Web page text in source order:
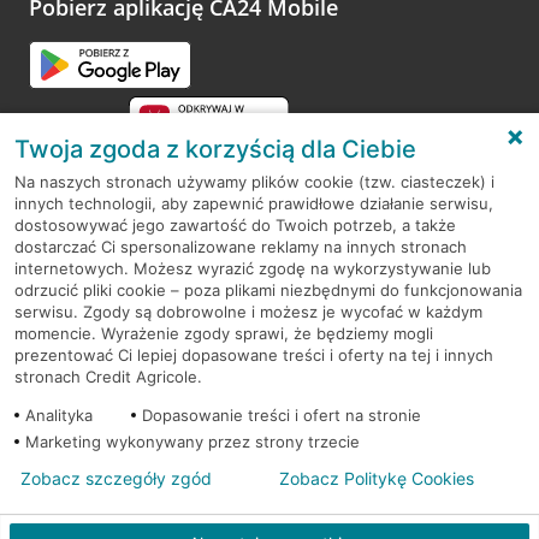
Pobierz aplikację CA24 Mobile
RODO
Regulamin serwisu
Mapa serwisu
PolitykaCookies
© 2026 Credit Agricole Bank Polska S.A. Wszelkie prawa zastrzeżone
Twoja zgoda z korzyścią dla Ciebie
Na naszych stronach używamy plików cookie (tzw. ciasteczek) i
innych technologii, aby zapewnić prawidłowe działanie serwisu,
dostosowywać jego zawartość do Twoich potrzeb, a także
dostarczać Ci spersonalizowane reklamy na innych stronach
internetowych. Możesz wyrazić zgodę na wykorzystywanie lub
odrzucić pliki cookie – poza plikami niezbędnymi do funkcjonowania
serwisu. Zgody są dobrowolne i możesz je wycofać w każdym
momencie. Wyrażenie zgody sprawi, że będziemy mogli
prezentować Ci lepiej dopasowane treści i oferty na tej i innych
stronach Credit Agricole.
Analityka
Dopasowanie treści i ofert na stronie
Marketing wykonywany przez strony trzecie
Zobacz szczegóły zgód Zobacz Politykę Cookies